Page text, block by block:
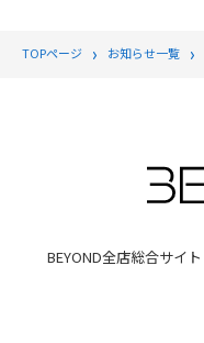
TOPページ お知らせ一覧
BEYOND全店総合サイト